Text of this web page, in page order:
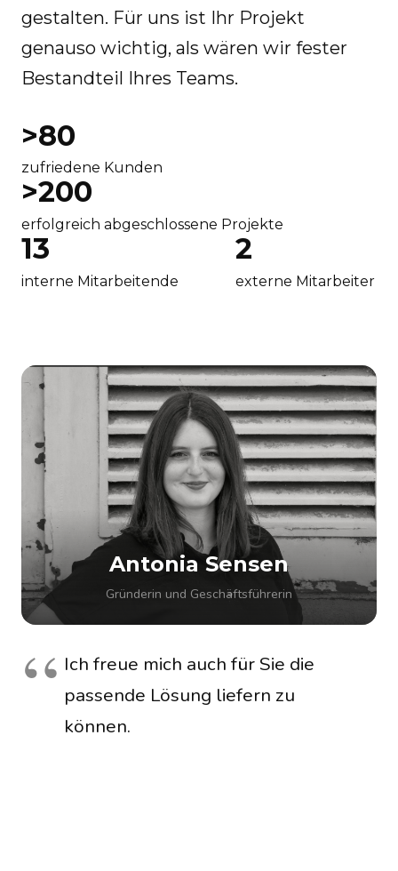
gestalten. Für uns ist Ihr Projekt
genauso wichtig, als wären wir fester
Bestandteil Ihres Teams.
>80
zufriedene Kunden
>200
erfolgreich abgeschlossene Projekte
13
interne Mitarbeitende
2
externe Mitarbeiter
Antonia Sensen
Gründerin und Geschäftsführerin
Ich freue mich auch für Sie die
passende Lösung liefern zu
können.